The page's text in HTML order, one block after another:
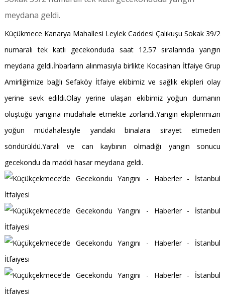
meydana geldi.
Küçükmece Kanarya Mahallesi Leylek Caddesi Çalıkuşu Sokak 39/2
numaralı tek katlı gecekonduda saat 12.57 sıralarında yangın
meydana geldi.İhbarların alınmasıyla birlikte Kocasinan İtfaiye Grup
Amirliğimize bağlı Sefaköy İtfaiye ekibimiz ve sağlık ekipleri olay
yerine sevk edildi.Olay yerine ulaşan ekibimiz yoğun dumanın
oluştuğu yangına müdahale etmekte zorlandı.Yangın ekiplerimizin
yoğun müdahalesiyle yandaki binalara sirayet etmeden
söndürüldü.Yaralı ve can kaybının olmadığı yangın sonucu
gecekondu da maddi hasar meydana geldi.